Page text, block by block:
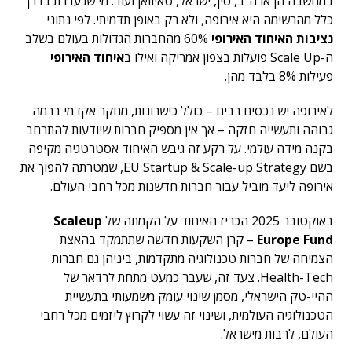
כלל מהרשימה היא אירופה, ולא רק באופן תדמיתי. לפי נתוני
נציבות האיחוד האירופי
60% מהחברות הגדולות בעולם בשלב
ה-Scale Up פועלות בצפון אמריקה ואילו ב
איחוד האירופי
פעילות 8% בלבד מהן.
לאירופה יש נכסים רבים – כולל כישרונות, מחקר אקדמי ברמה
גבוהה ותעשייה חזקה – אך אין מספיק חברותשיודעות להתרחב
בקנה מידה עולמי. על רקע זה גיבש האיחוד אסטרטגיה מקיפה
בשם EU Startup & Scale-up Strategy, שמטרתה להפוך את
אירופה ליעד מוביל עבור חברות חדשנות מכל רחבי העולם.
באוקטובר 2025 הכריז האיחוד על הקמתה של
Scaleup
Europe Fund – קרן השקעות חדשה שתתמקד בהאצת
הצמיחה של חברות טכנולוגיה מתקדמות, ביניהן גם חברות
Health-Tech. צעד זה, שעבר כמעט מתחת לרדאר של
ההיי-טק הישראלי, מסמן שינוי עומק משמעותי בתעשיית
הטכנולוגיה העולמית, ושינוי זה עשוי לקרוץ ליזמים מכל רחבי
העולם, לרבות מישראל.